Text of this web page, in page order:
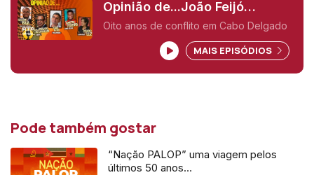
Opinião de...João Feijó
(Moçambique),
Oito anos de conflito em Cabo Delgado
MAIS EPISÓDIOS
Pode também gostar
“Nação PALOP” uma viagem pelos
últimos 50 anos…